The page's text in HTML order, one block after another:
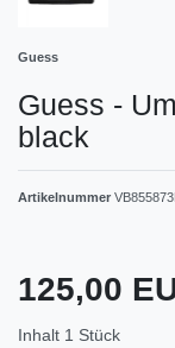
Guess
Guess -
black
Artikelnummer
125,00
Inhalt 1 Stück